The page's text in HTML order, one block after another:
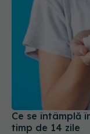
Ce se întâmplă
timp de 14 zile